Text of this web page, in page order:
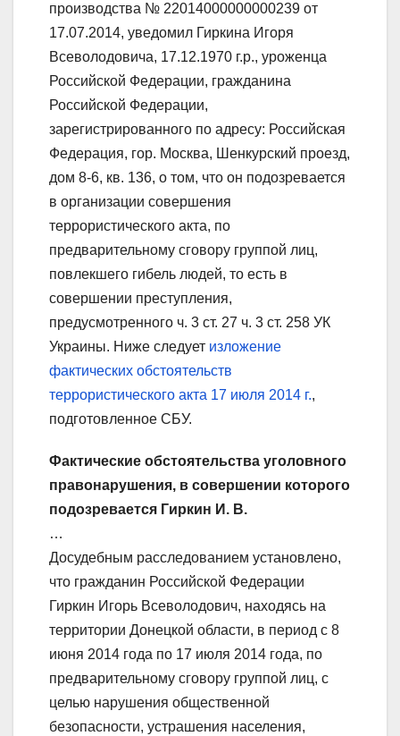
производства № 22014000000000239 от
17.07.2014, уведомил Гиркина Игоря
Всеволодовича, 17.12.1970 г.р., уроженца
Российской Федерации, гражданина
Российской Федерации,
зарегистрированного по адресу: Российская
Федерация, гор. Москва, Шенкурский проезд,
дом 8-6, кв. 136, о том, что он подозревается
в организации совершения
террористического акта, по
предварительному сговору группой лиц,
повлекшего гибель людей, то есть в
совершении преступления,
предусмотренного ч. 3 ст. 27 ч. 3 ст. 258 УК
Украины. Ниже следует изложение
фактических обстоятельств
террористического акта 17 июля 2014 г.,
подготовленное СБУ.
Фактические обстоятельства уголовного
правонарушения, в совершении которого
подозревается Гиркин И. В.
…
Досудебным расследованием установлено,
что гражданин Российской Федерации
Гиркин Игорь Всеволодович, находясь на
территории Донецкой области, в период с 8
июня 2014 года по 17 июля 2014 года, по
предварительному сговору группой лиц, с
целью нарушения общественной
безопасности, устрашения населения,